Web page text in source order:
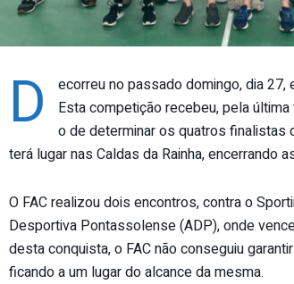
D
ecorreu no passado domingo, dia 27,
Esta competição recebeu, pela
o de determinar os quatros finalistas
terá lugar nas Caldas da Rainha, encerrando
O FAC realizou dois encontros, contra o
Desportiva Pontassolense (ADP), onde
desta conquista, o FAC não conseguiu
ficando a um lugar do alcance da mesma.